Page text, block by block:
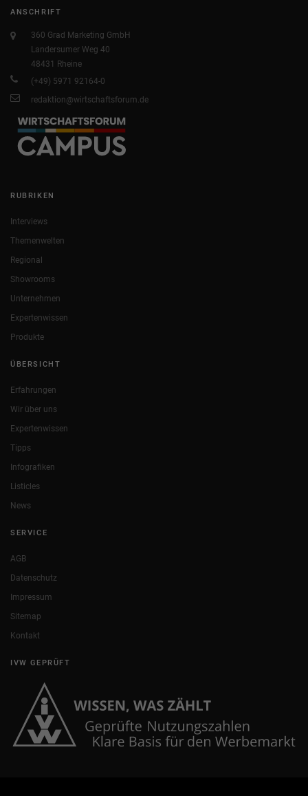
ANSCHRIFT
360 Grad Marketing GmbH
Landersumer Weg 40
48431 Rheine
(+49) 5971 92164-0
redaktion@wirtschaftsforum.de
RUBRIKEN
Interviews
Themenwelten
Regional
Showrooms
Unternehmen
Expertenwissen
Produkte
ÜBERSICHT
Erfahrungen
Wir über uns
Expertenwissen
Tipps
Infografiken
Listicles
News
SERVICE
AGB
Datenschutz
Impressum
Sitemap
Kontakt
IVW GEPRÜFT